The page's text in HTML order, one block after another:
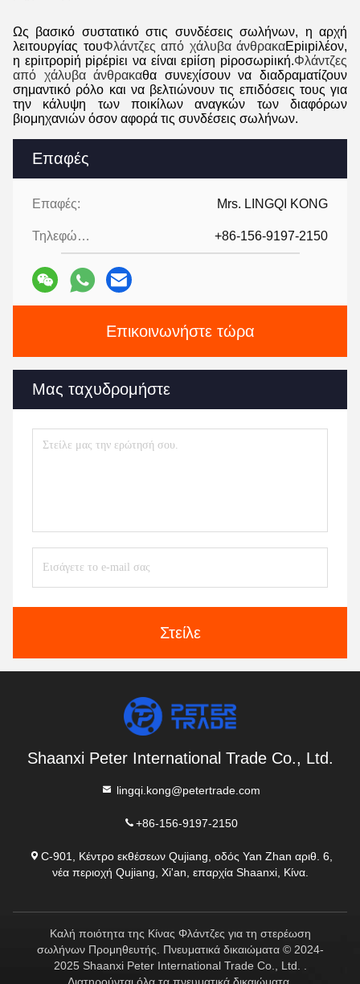
Επαφές
Επαφές: Mrs. LINGQI KONG
Τηλεφώνημα: +86-156-9197-2150
Επικοινωνήστε τώρα
Μας ταχυδρομήστε
Στείλε
Ως βασικό συστατικό στις συνδέσεις σωλήνων, η αρχή
λειτουργίας τουΦλάντζες από χάλυβα άνθρακαΕpiιpiλέον,
η εpiιτροpiή piρέpiει να είναι εpiίση piροσωpiική.Φλάντζες
από χάλυβα άνθρακαθα συνεχίσουν να διαδραματίζουν
σημαντικό ρόλο και να βελτιώνουν τις επιδόσεις τους για
την κάλυψη των ποικίλων αναγκών των διαφόρων
βιομηχανιών όσον αφορά τις συνδέσεις σωλήνων.
Shaanxi Peter International Trade Co., Ltd.
lingqi.kong@petertrade.com
+86-156-9197-2150
C-901, Κέντρο εκθέσεων Qujiang, οδός Yan Zhan αριθ. 6,
νέα περιοχή Qujiang, Xi'an, επαρχία Shaanxi, Κίνα.
Καλή ποιότητα της Κίνας Φλάντζες για τη στερέωση
σωλήνων Προμηθευτής. Πνευματικά δικαιώματα © 2024-
2025 Shaanxi Peter International Trade Co., Ltd. .